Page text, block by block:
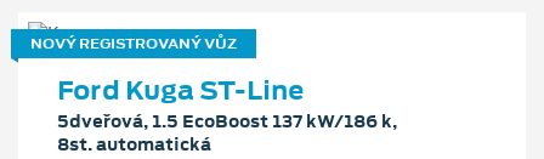
NOVÝ REGISTROVANÝ VŮZ
Ford Kuga ST-Line
5dveřová, 1.5 EcoBoost 137 kW/186 k,
8st. automatická